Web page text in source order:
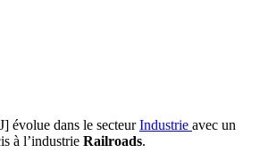
dans le secteurIndustrie avec un
à l’industrie Railroads.